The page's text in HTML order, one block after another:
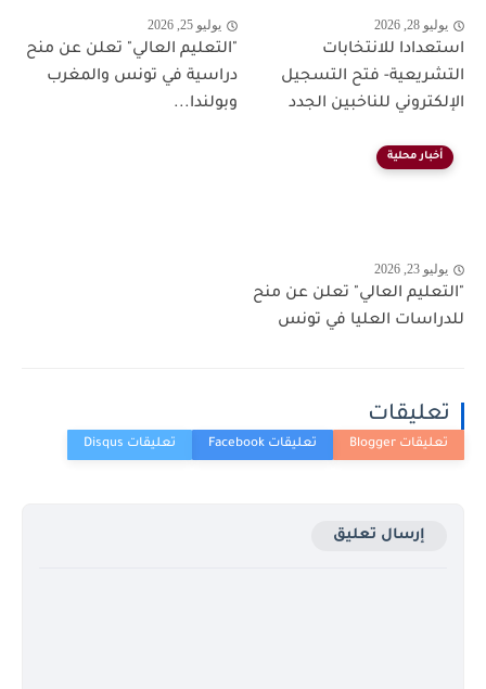
يوليو 28, 2026
استعدادا للانتخابات
التشريعية- فتح التسجيل
الإلكتروني للناخبين الجدد
يوليو 25, 2026
"التعليم العالي" تعلن عن منح
دراسية في تونس والمغرب
وبولندا...
أخبار محلية
يوليو 23, 2026
"التعليم العالي" تعلن عن منح
للدراسات العليا في تونس
تعليقات
إرسال تعليق